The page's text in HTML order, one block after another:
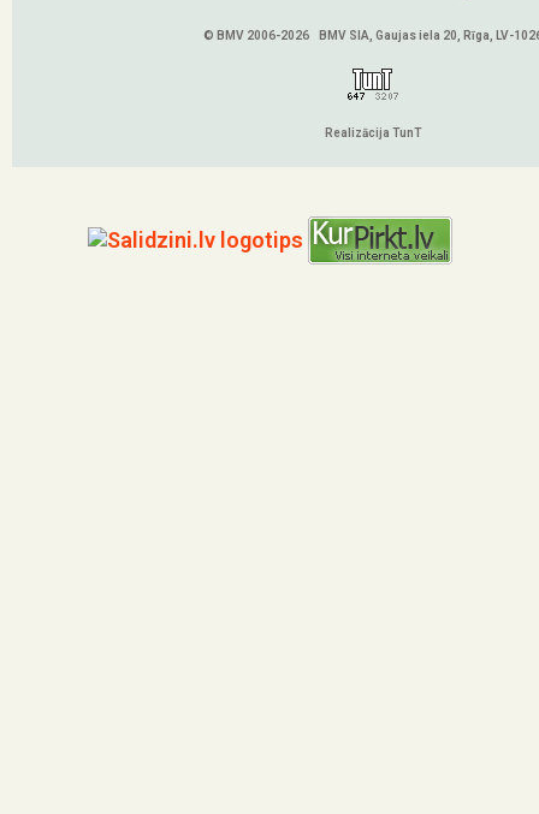
© BMV 2006-2026 BMV SIA, Gaujas iela 20, Rīga, LV-
Realizācija TunT